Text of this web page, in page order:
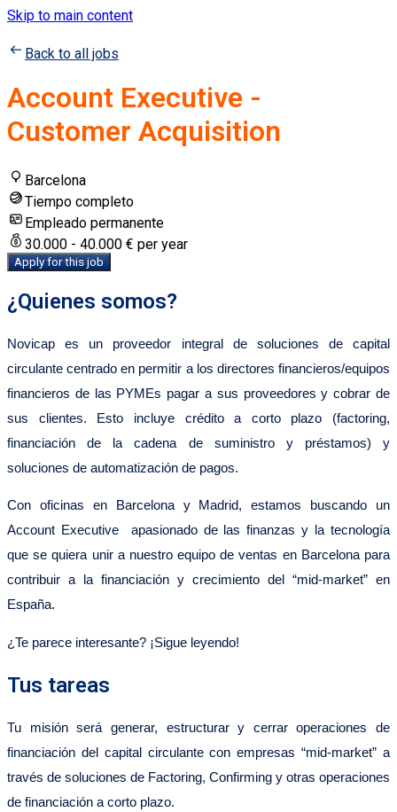
Skip to main content
Back to all jobs
Account Executive -
Customer Acquisition
Barcelona
Tiempo completo
Empleado permanente
30.000 - 40.000 € per year
Apply for this job
¿Quienes somos?
Novicap es un proveedor integral de soluciones de capital
circulante centrado en permitir a los directores financieros/equipos
financieros de las PYMEs pagar a sus proveedores y cobrar de
sus clientes. Esto incluye crédito a corto plazo (factoring,
financiación de la cadena de suministro y préstamos) y
soluciones de automatización de pagos.
Con oficinas en Barcelona y Madrid, estamos buscando un
Account Executive apasionado de las finanzas y la tecnología
que se quiera unir a nuestro equipo de ventas en Barcelona para
contribuir a la financiación y crecimiento del “mid-market” en
España.
¿Te parece interesante? ¡Sigue leyendo!
Tus tareas
Tu misión será generar, estructurar y cerrar operaciones de
financiación del capital circulante con empresas “mid-market” a
través de soluciones de Factoring, Confirming y otras operaciones
de financiación a corto plazo.